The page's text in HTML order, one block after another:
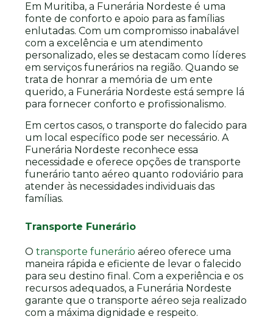
Em Muritiba, a Funerária Nordeste é uma
fonte de conforto e apoio para as famílias
enlutadas. Com um compromisso inabalável
com a excelência e um atendimento
personalizado, eles se destacam como líderes
em serviços funerários na região. Quando se
trata de honrar a memória de um ente
querido, a Funerária Nordeste está sempre lá
para fornecer conforto e profissionalismo.
Em certos casos, o transporte do falecido para
um local específico pode ser necessário. A
Funerária Nordeste reconhece essa
necessidade e oferece opções de transporte
funerário tanto aéreo quanto rodoviário para
atender às necessidades individuais das
famílias.
Transporte Funerário
O transporte funerário aéreo oferece uma
maneira rápida e eficiente de levar o falecido
para seu destino final. Com a experiência e os
recursos adequados, a Funerária Nordeste
garante que o transporte aéreo seja realizado
com a máxima dignidade e respeito.